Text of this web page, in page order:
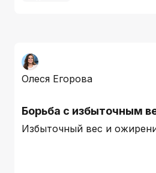
Олеся Егорова
Борьба с избыточным
Избыточный вес и